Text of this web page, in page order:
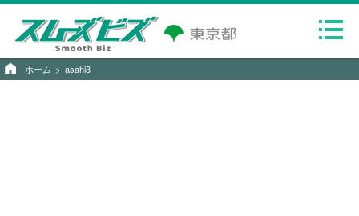
ホーム asahi3